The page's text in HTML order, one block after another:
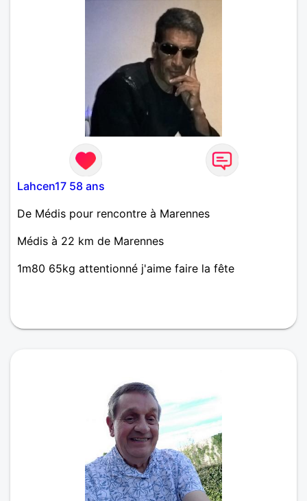
Lahcen17 58 ans
De Médis pour rencontre à Marennes
Médis à 22 km de Marennes
1m80 65kg attentionné j'aime faire la fête